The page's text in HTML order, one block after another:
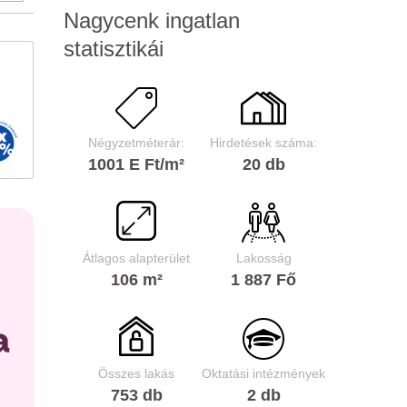
Nagycenk ingatlan
statisztikái
Négyzetméterár:
1001 E Ft/m²
Hirdetések száma:
20 db
Átlagos alapterület
106 m²
Lakosság
1 887 Fő
Összes lakás
753 db
Oktatási intézmények
2 db